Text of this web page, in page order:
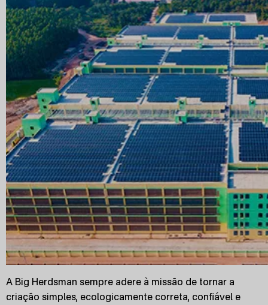
A Big Herdsman sempre adere à missão de tornar a
criação simples, ecologicamente correta, confiável e